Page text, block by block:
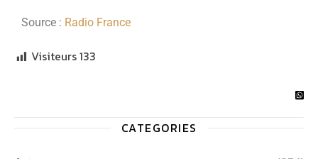
Source : Radio France
Visiteurs133
CATEGORIES